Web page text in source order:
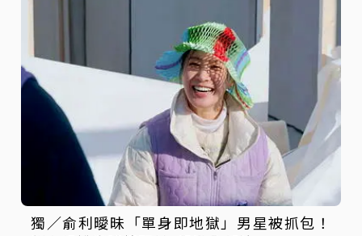
獨／俞利曖昧「單身即地獄」男星被抓包！